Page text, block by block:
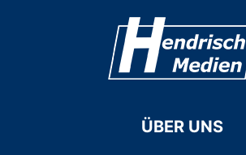
ÜBER UNS